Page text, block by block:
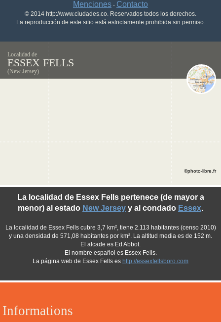
Menciones - Contacto
© 2014 http://www.ciudades.co. Reservados todos los derechos.
La reproducción de este sitio está estrictamente prohibida sin permiso.
Localidad de
ESSEX FELLS
(New Jersey)
Informations
La localidad de Essex Fells pertenece (de mayor a
menor) al estado New Jersey y al condado Essex.
La localidad de Essex Fells cubre 3,7 km², tiene 2.113 habitantes (censo 2010)
y una densidad de 571,08 habitantes por km². La altitud media es de 152 m.
El alcade es Ed Abbot.
El nombre español es Essex Fells.
La página web de Essex Fells es http://essexfellsboro.com
©photo-libre.fr